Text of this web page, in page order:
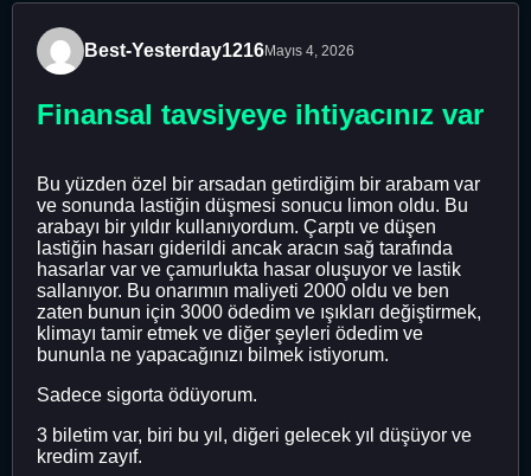
Best-Yesterday1216Mayıs 4, 2026
Finansal tavsiyeye ihtiyacınız var
Bu yüzden özel bir arsadan getirdiğim bir arabam var
ve sonunda lastiğin düşmesi sonucu limon oldu. Bu
arabayı bir yıldır kullanıyordum. Çarptı ve düşen
lastiğin hasarı giderildi ancak aracın sağ tarafında
hasarlar var ve çamurlukta hasar oluşuyor ve lastik
sallanıyor. Bu onarımın maliyeti 2000 oldu ve ben
zaten bunun için 3000 ödedim ve ışıkları değiştirmek,
klimayı tamir etmek ve diğer şeyleri ödedim ve
bununla ne yapacağınızı bilmek istiyorum.
Sadece sigorta ödüyorum.
3 biletim var, biri bu yıl, diğeri gelecek yıl düşüyor ve
kredim zayıf.